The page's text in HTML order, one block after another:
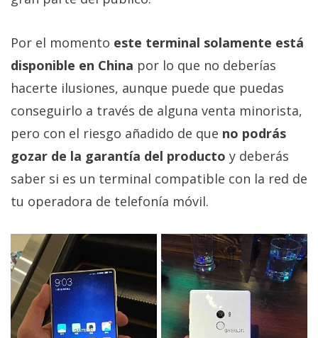
opciones
privacidad
/
Aviso
Legal
El medio de
comunicación
digital donde
encontrarás
noticias sobre
móviles,
ordenadores,
apps,
informática,
videojuegos,
comparativas,
trucos y
tutoriales.
Por el momento este terminal solamente está
disponible en China por lo que no deberías
hacerte ilusiones, aunque puede que puedas
conseguirlo a través de alguna venta minorista,
pero con el riesgo añadido de que no podrás
gozar de la garantía del producto y deberás
saber si es un terminal compatible con la red de
tu operadora de telefonía móvil.